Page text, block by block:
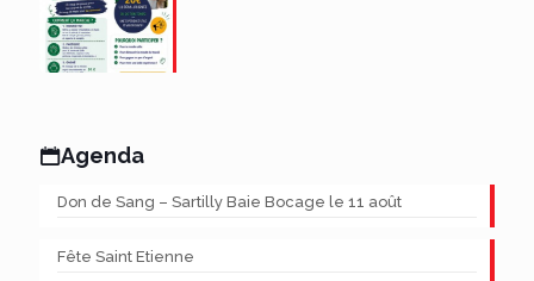
Agenda
Don de Sang – Sartilly Baie Bocage le 11 août
Fête Saint Etienne